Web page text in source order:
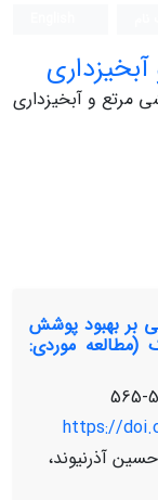
مرتع و آبخیزداری
بر بهبود پوشش
(مطالعه موردی:
https://
آذرنیوند،